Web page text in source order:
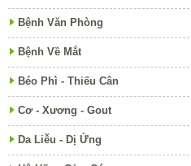
Bệnh Văn Phòng
Bệnh Về Mắt
Béo Phì - Thiếu Cân
Cơ - Xương - Gout
Da Liễu - Dị Ứng